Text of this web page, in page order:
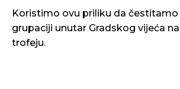
Koristimo ovu priliku da
grupaciji unutar Gradskog vijeća
trofeju.